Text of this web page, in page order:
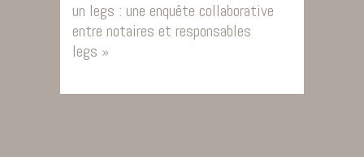
un legs : une enquête collaborative
entre notaires et responsables
legs »